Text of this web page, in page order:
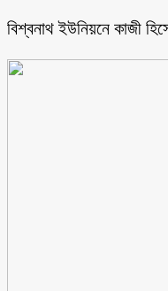
বিশ্বনাথ ইউনিয়নে কাজী